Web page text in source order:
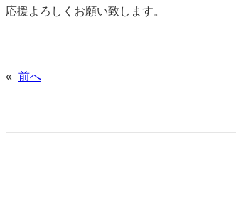
応援よろしくお願い致します。
« 前へ